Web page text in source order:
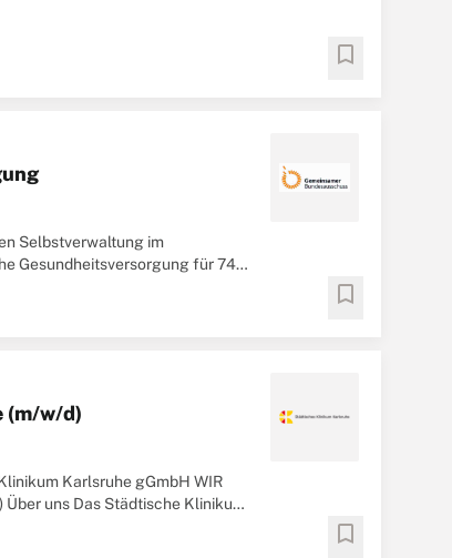
bookmark
Selbstverwaltung im
Gesundheitsversorgung für 74
bookmark
(m/w/d)
Karlsruhe gGmbH WIR
uns Das Städtische Klinikum
bookmark